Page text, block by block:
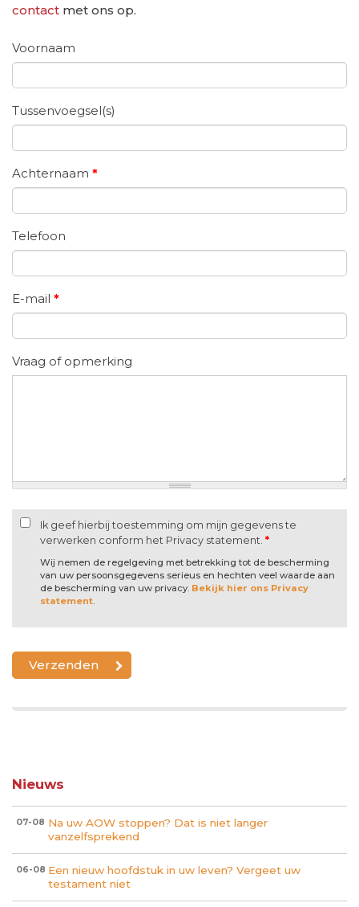
contact met ons op.
Voornaam
Tussenvoegsel(s)
Achternaam *
Telefoon
E-mail *
Vraag of opmerking
Ik geef hierbij toestemming om mijn gegevens te
verwerken conform het Privacy statement. *
Wij nemen de regelgeving met betrekking tot de bescherming
van uw persoonsgegevens serieus en hechten veel waarde aan
de bescherming van uw privacy. Bekijk hier ons Privacy
statement.
Nieuws
07-08 Na uw AOW stoppen? Dat is niet langer
vanzelfsprekend
06-08 Een nieuw hoofdstuk in uw leven? Vergeet uw
testament niet